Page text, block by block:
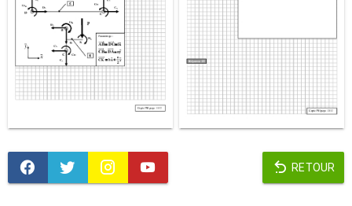
RETOUR